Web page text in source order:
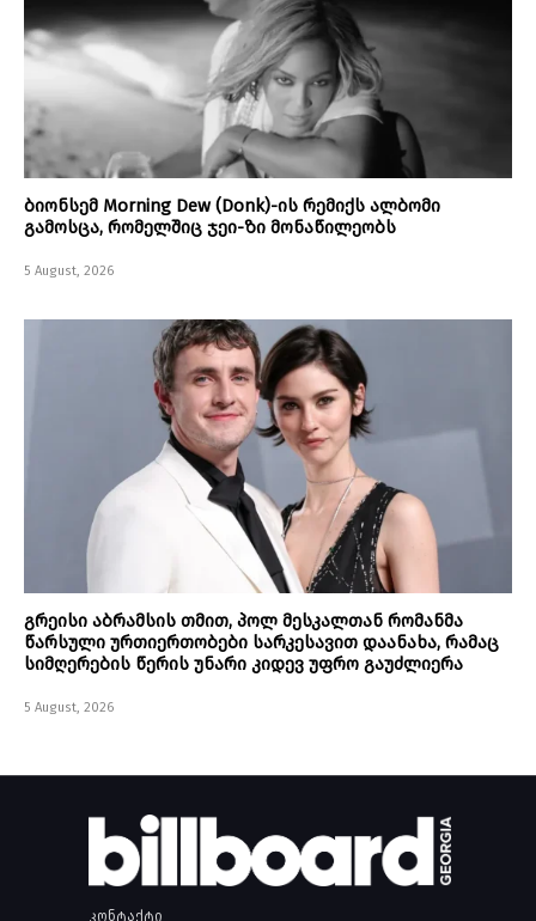
ბიონსემ Morning Dew (Donk)-ის რემიქს ალბომი
გამოსცა, რომელშიც ჯეი-ზი მონაწილეობს
5 August, 2026
გრეისი აბრამსის თმით, პოლ მესკალთან რომანმა
წარსული ურთიერთობები სარკესავით დაანახა, რამაც
სიმღერების წერის უნარი კიდევ უფრო გაუძლიერა
5 August, 2026
კონტაქტი